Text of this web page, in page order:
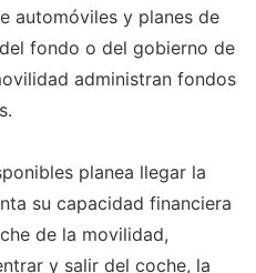
automóviles y planes de
fondo o del gobierno de
administran fondos
planea llegar la
su capacidad financiera
de la movilidad,
y salir del coche, la